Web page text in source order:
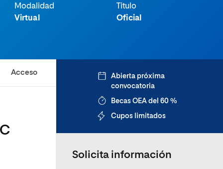
Modalidad
Virtual
Titulo
Oficial
Acceso
Abierta próxima
convocatoria
Becas OEA del 60 %
Cupos limitados
Solicita información